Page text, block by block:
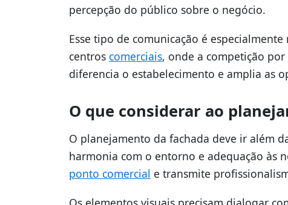
percepção do público sobre o negócio.
Esse tipo de comunicação é
centros comerciais, onde a competição
diferencia o estabelecimento e amplia as
O que considerar ao
O planejamento da fachada deve ir além
harmonia com o entorno e adequação às
ponto comercial e transmite